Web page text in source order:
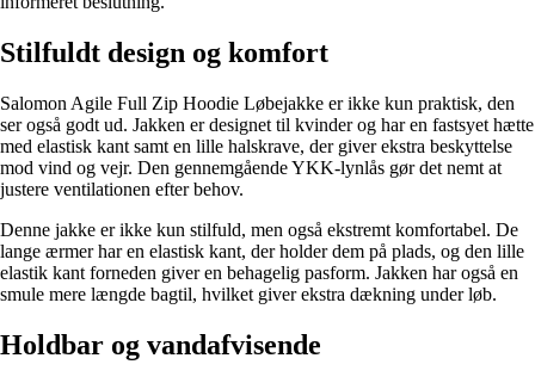
Stilfuldt design og komfort
Salomon Agile Full Zip Hoodie Løbejakke er ikke kun praktisk, den
ser også godt ud. Jakken er designet til kvinder og har en fastsyet hætte
med elastisk kant samt en lille halskrave, der giver ekstra beskyttelse
mod vind og vejr. Den gennemgående YKK-lynlås gør det nemt at
justere ventilationen efter behov.
Denne jakke er ikke kun stilfuld, men også ekstremt komfortabel. De
lange ærmer har en elastisk kant, der holder dem på plads, og den lille
elastik kant forneden giver en behagelig pasform. Jakken har også en
smule mere længde bagtil, hvilket giver ekstra dækning under løb.
Holdbar og vandafvisende